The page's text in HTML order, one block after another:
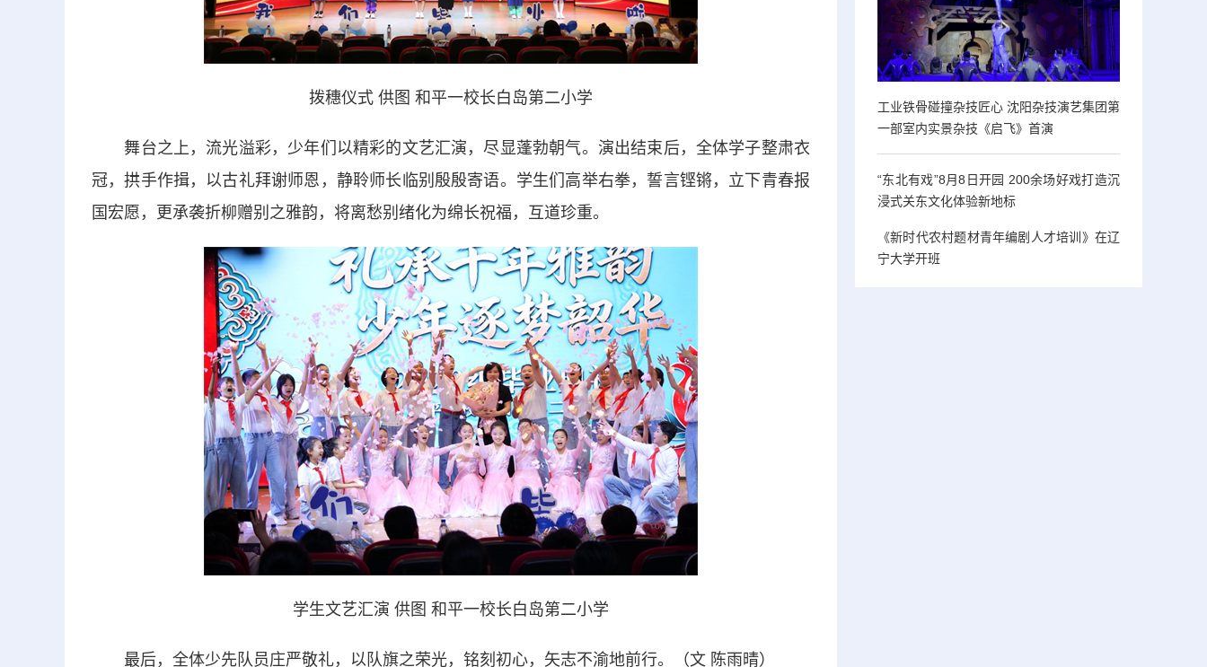
拨穗仪式 供图 和平一校长白岛第二小学
舞台之上，流光溢彩，少年们以精彩的文艺汇演，尽显蓬勃朝气。演出结束后，全体学子整肃衣
冠，拱手作揖，以古礼拜谢师恩，静聆师长临别殷殷寄语。学生们高举右拳，誓言铿锵，立下青春报
国宏愿，更承袭折柳赠别之雅韵，将离愁别绪化为绵长祝福，互道珍重。
学生文艺汇演 供图 和平一校长白岛第二小学
最后，全体少先队员庄严敬礼，以队旗之荣光，铭刻初心，矢志不渝地前行。（文 陈雨晴）
工业铁骨碰撞杂技匠心 沈阳杂技演艺集团第
一部室内实景杂技《启飞》首演
“东北有戏”8月8日开园 200余场好戏打造沉
浸式关东文化体验新地标
《新时代农村题材青年编剧人才培训》在辽
宁大学开班